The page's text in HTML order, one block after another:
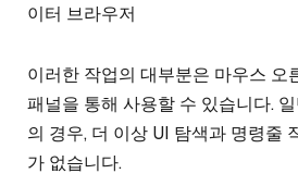
이터 브라우저
이러한 작업의 대부분은 마우스 오
패널을 통해 사용할 수 있습니다.
의 경우, 더 이상 UI 탐색과 명령줄
가 없습니다.